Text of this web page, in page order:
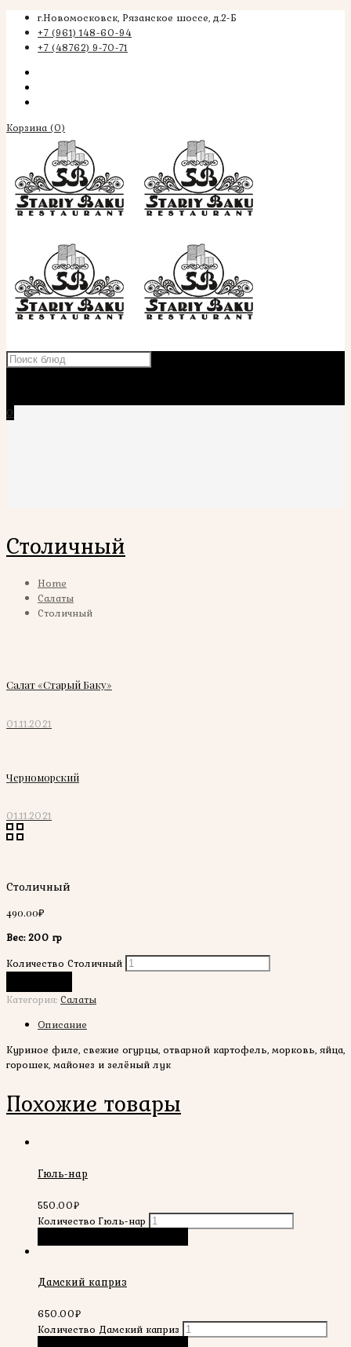
г.Новомосковск, Рязанское шоссе, д.2-Б
+7 (961) 148-60-94
+7 (48762) 9-70-71
Корзина (0)
0
Столичный
Home
Салаты
Столичный
Салат «Старый Баку»
01.11.2021
Черноморский
01.11.2021
Столичный
490.00₽
Вес: 200 гр
Количество Столичный
Категория: Салаты
Описание
Куриное филе, свежие огурцы, отварной картофель, морковь, яйца,
горошек, майонез и зелёный лук
Похожие товары
Гюль-нар
550.00₽
Количество Гюль-нар
Дамский каприз
650.00₽
Количество Дамский каприз